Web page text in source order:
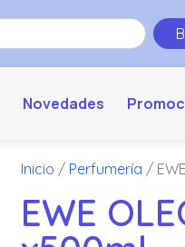
Novedades
Inicio / Perfumería /
EWE